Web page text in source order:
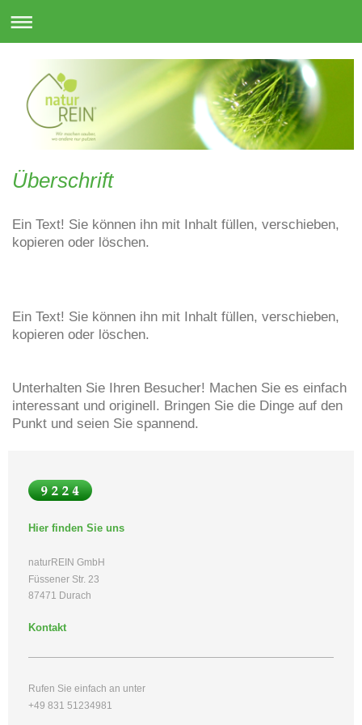
Überschrift
Ein Text! Sie können ihn mit Inhalt füllen, verschieben,
kopieren oder löschen.
Ein Text! Sie können ihn mit Inhalt füllen, verschieben,
kopieren oder löschen.
Unterhalten Sie Ihren Besucher! Machen Sie es einfach
interessant und originell. Bringen Sie die Dinge auf den
Punkt und seien Sie spannend.
Hier finden Sie uns
naturREIN GmbH
Füssener Str. 23
87471 Durach
Kontakt
Rufen Sie einfach an unter
+49 831 51234981